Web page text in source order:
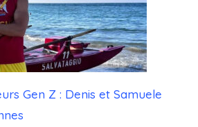
Gen Z : Denis et Samuele